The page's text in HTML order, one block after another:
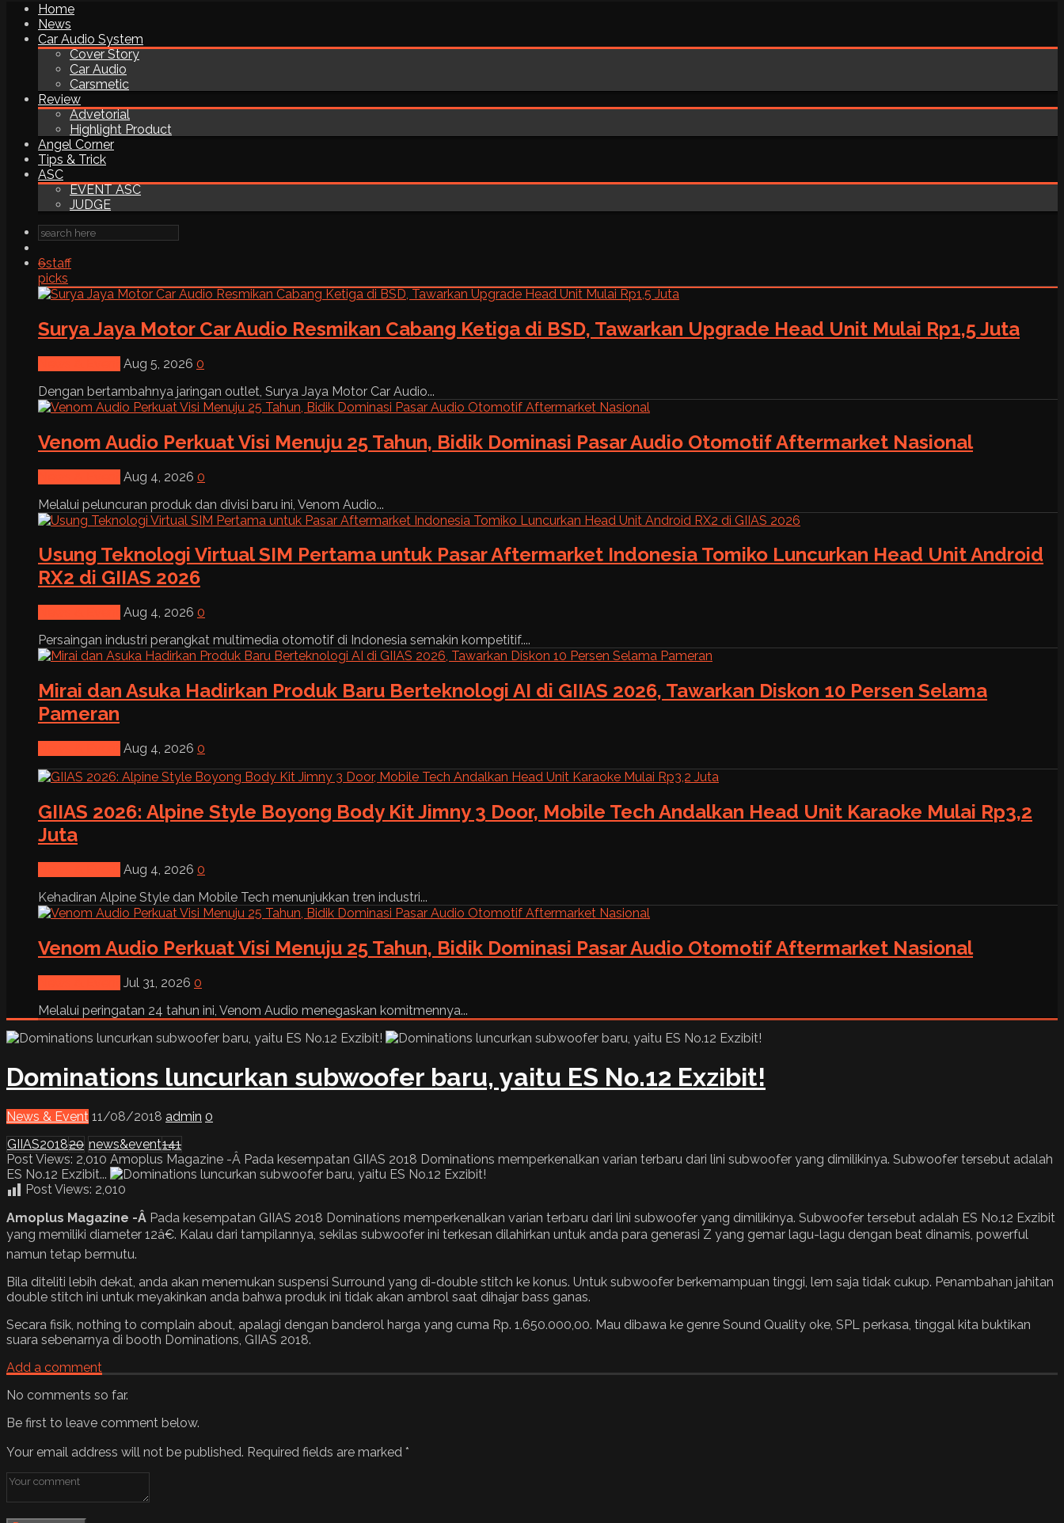
Home
News
Car Audio System
Cover Story
Car Audio
Carsmetic
Review
Advetorial
Highlight Product
Angel Corner
Tips & Trick
ASC
EVENT ASC
JUDGE
6staff
picks
Surya Jaya Motor Car Audio Resmikan Cabang Ketiga di BSD, Tawarkan Upgrade Head Unit Mulai Rp1,5 Juta
Aug 5, 2026 0
Dengan bertambahnya jaringan outlet, Surya Jaya Motor Car Audio...
Venom Audio Perkuat Visi Menuju 25 Tahun, Bidik Dominasi Pasar Audio Otomotif Aftermarket Nasional
Aug 4, 2026 0
Melalui peluncuran produk dan divisi baru ini, Venom Audio...
Usung Teknologi Virtual SIM Pertama untuk Pasar Aftermarket Indonesia Tomiko Luncurkan Head Unit Android
RX2 di GIIAS 2026
Aug 4, 2026 0
Persaingan industri perangkat multimedia otomotif di Indonesia semakin kompetitif....
Mirai dan Asuka Hadirkan Produk Baru Berteknologi AI di GIIAS 2026, Tawarkan Diskon 10 Persen Selama
Pameran
Aug 4, 2026 0
GIIAS 2026: Alpine Style Boyong Body Kit Jimny 3 Door, Mobile Tech Andalkan Head Unit Karaoke Mulai Rp3,2
Juta
Aug 4, 2026 0
Kehadiran Alpine Style dan Mobile Tech menunjukkan tren industri...
Venom Audio Perkuat Visi Menuju 25 Tahun, Bidik Dominasi Pasar Audio Otomotif Aftermarket Nasional
Jul 31, 2026 0
Melalui peringatan 24 tahun ini, Venom Audio menegaskan komitmennya...
Dominations luncurkan subwoofer baru, yaitu ES No.12 Exzibit!
News & Event 11/08/2018 admin 0
GIIAS201820 news&event141
Post Views: 2,010 Amoplus Magazine -Â Pada kesempatan GIIAS 2018 Dominations memperkenalkan varian terbaru dari lini subwoofer yang dimilikinya. Subwoofer tersebut adalah
ES No.12 Exzibit...
Post Views: 2,010
Amoplus Magazine -Â Pada kesempatan GIIAS 2018 Dominations memperkenalkan varian terbaru dari lini subwoofer yang dimilikinya. Subwoofer tersebut adalah ES No.12 Exzibit
yang memiliki diameter 12â€. Kalau dari tampilannya, sekilas subwoofer ini terkesan dilahirkan untuk anda para generasi Z yang gemar lagu-lagu dengan beat dinamis, powerful
namun tetap bermutu.
Bila diteliti lebih dekat, anda akan menemukan suspensi Surround yang di-double stitch ke konus. Untuk subwoofer berkemampuan tinggi, lem saja tidak cukup. Penambahan jahitan
double stitch ini untuk meyakinkan anda bahwa produk ini tidak akan ambrol saat dihajar bass ganas.
Secara fisik, nothing to complain about, apalagi dengan banderol harga yang cuma Rp. 1.650.000,00. Mau dibawa ke genre Sound Quality oke, SPL perkasa, tinggal kita buktikan
suara sebenarnya di booth Dominations, GIIAS 2018.
Add a comment
No comments so far.
Be first to leave comment below.
Your email address will not be published. Required fields are marked *